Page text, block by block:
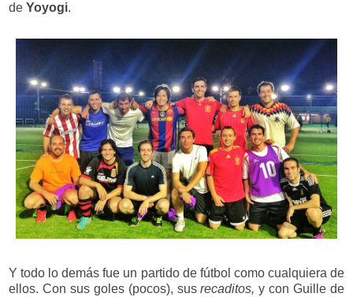
de Yoyogi.
Y todo lo demás fue un partido de fútbol como cualquiera de
ellos. Con sus goles (pocos), susrecaditos, y con Guille de